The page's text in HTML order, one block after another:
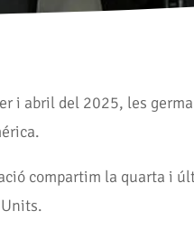
i abril del 2025, les
compartim la quarta i